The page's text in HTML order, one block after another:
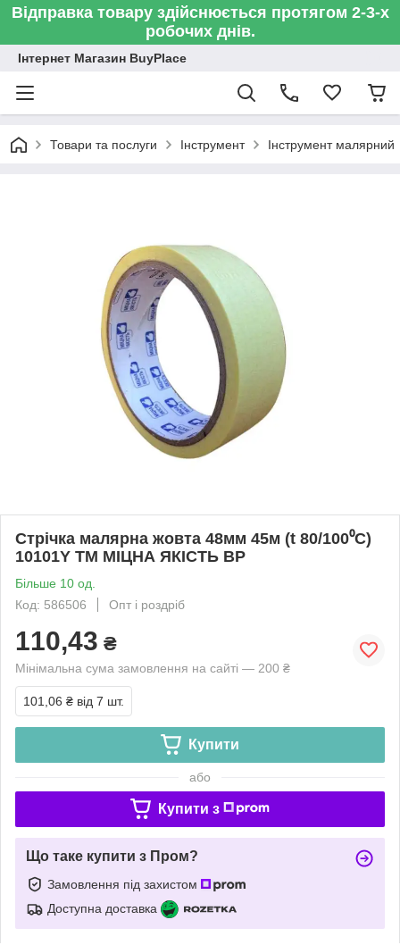
Відправка товару здійснюється протягом 2-3-х
робочих днів.
Інтернет Магазин BuyPlace
Товари та послуги Інструмент Інструмент малярний
Стрічка малярна жовта 48мм 45м (t 80/100⁰C)
10101Y ТМ МІЦНА ЯКІСТЬ BP
Більше 10 од.
Код: 586506
Опт і роздріб
110,43 ₴
Мінімальна сума замовлення на сайті — 200 ₴
101,06 ₴ від 7 шт.
Купити
або
Купити з
Що таке купити з Пром?
Замовлення під захистом
Доступна доставка